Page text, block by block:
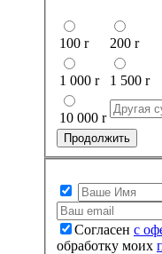
100 r 200 r
1 000 r 1 500 r
10 000 r
Продолжить
Согласен с
обработку моих